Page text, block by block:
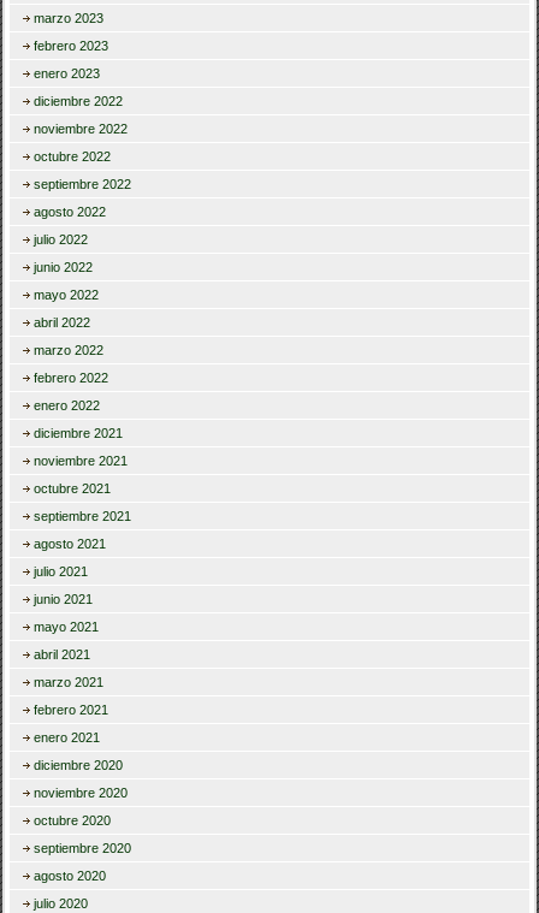
marzo 2023
febrero 2023
enero 2023
diciembre 2022
noviembre 2022
octubre 2022
septiembre 2022
agosto 2022
julio 2022
junio 2022
mayo 2022
abril 2022
marzo 2022
febrero 2022
enero 2022
diciembre 2021
noviembre 2021
octubre 2021
septiembre 2021
agosto 2021
julio 2021
junio 2021
mayo 2021
abril 2021
marzo 2021
febrero 2021
enero 2021
diciembre 2020
noviembre 2020
octubre 2020
septiembre 2020
agosto 2020
julio 2020